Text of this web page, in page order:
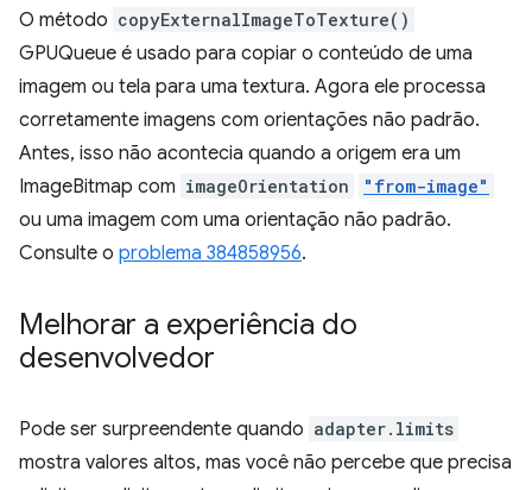
O método copyExternalImageToTexture()
GPUQueue é usado para copiar o conteúdo de uma
imagem ou tela para uma textura. Agora ele processa
corretamente imagens com orientações não padrão.
Antes, isso não acontecia quando a origem era um
ImageBitmap com imageOrientation "from-image"
ou uma imagem com uma orientação não padrão.
Consulte o problema 384858956.
Melhorar a experiência do
desenvolvedor
Pode ser surpreendente quando adapter.limits
mostra valores altos, mas você não percebe que precisa